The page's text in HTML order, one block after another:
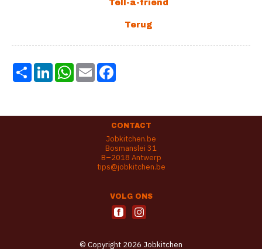
Share LinkedInWhatsApp
Email
CONTACT
Jobkitchen.be
Bosmanslei 31
B–2018 Antwerp
tips@jobkitchen.be
VOLG ONS
© Copyright 2026 Jobkitchen